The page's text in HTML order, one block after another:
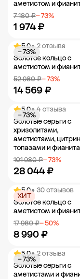
аметистом и
7 180 ₽− 73%
1 974 ₽
Добавить в
5.0• 2 отзыва
Золотое кольцо с
аметистом и
52 980 ₽− 73%
14 569 ₽
− 73%
Добавить в
5.0• 4 отзыва
Золотые серьги с
хризолитами,
аметистами,
топазами и
101 980 ₽− 73%
28 044 ₽
− 73%
Добавить в
5.0• 30 отзывов
Золотое кольцо с
аметистом и
17 980 ₽− 50%
8 990 ₽
ХИТ
Добавить в
5.0• 2 отзыва
Золотые серьги с
аметистами и
− 73%